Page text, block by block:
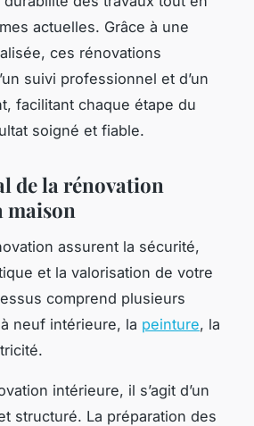
actuelles. Grâce à une
ces rénovations
suivi professionnel et d’un
facilitant chaque étape du
soigné et fiable.
de la rénovation
maison
assurent la sécurité,
et la valorisation de votre
comprend plusieurs
neuf intérieure, la peinture, la
intérieure, il s’agit d’un
structuré. La préparation des